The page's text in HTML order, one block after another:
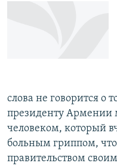
слова не говорится о
президенту Армении
человеком, который
больным гриппом,
правительством